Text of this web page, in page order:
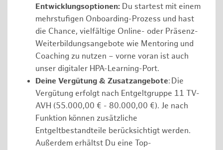
Entwicklungsoptionen: Du startest mit einem
mehrstufigen Onboarding-Prozess und hast
die Chance, vielfältige Online- oder Präsenz-
Weiterbildungsangebote wie Mentoring und
Coaching zu nutzen – vorne voran ist auch
unser digitaler HPA-Learning-Port.
Deine Vergütung & Zusatzangebote: Die
Vergütung erfolgt nach Entgeltgruppe 11 TV-
AVH (55.000,00 € - 80.000,00 €). Je nach
Funktion können zusätzliche
Entgeltbestandteile berücksichtigt werden.
Außerdem erhältst Du eine Top-